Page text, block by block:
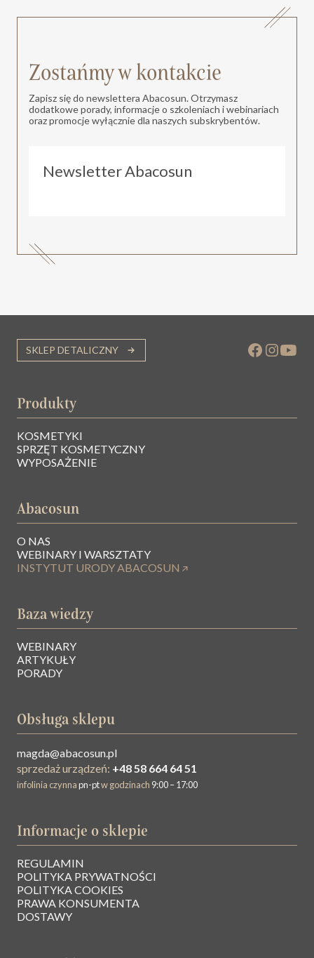
O NAS
BAZA WIEDZY
Zostańmy w kontakcie
Zapisz się do newslettera Abacosun. Otrzymasz
dodatkowe porady, informacje o szkoleniach i webinariach
oraz promocje wyłącznie dla naszych subskrybentów.
Newsletter Abacosun
SKLEP DETALICZNY
Produkty
KOSMETYKI
SPRZĘT KOSMETYCZNY
WYPOSAŻENIE
Baza wiedzy
WEBINARY
ARTYKUŁY
PORADY
Obsługa sklepu
magda@abacosun.pl
sprzedaż urządzeń: +48 58 664 64 51
infolinia czynnapn-ptw godzinach 9:00 – 17:00
Abacosun
O NAS
WEBINARY I WARSZTATY
INSTYTUT URODY ABACOSUN
Informacje o sklepie
REGULAMIN
POLITYKA PRYWATNOŚCI
POLITYKA COOKIES
PRAWA KONSUMENTA
DOSTAWY